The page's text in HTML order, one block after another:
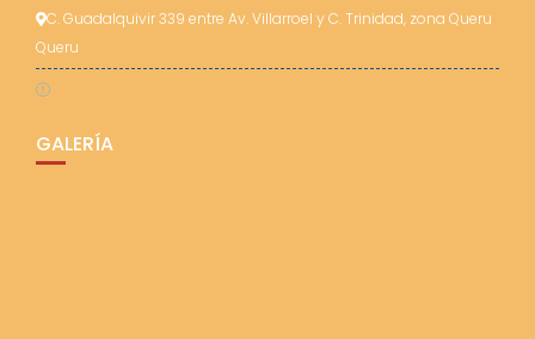
C. Guadalquivir 339 entre Av. Villarroel y C. Trinidad, zona Queru
Queru
GALERÍA